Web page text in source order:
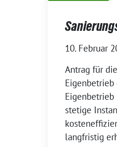
10. Februar
Antrag für
Eigenbetrieb
stetige
langfristig